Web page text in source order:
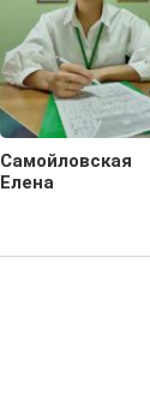
Самойловская
Елена